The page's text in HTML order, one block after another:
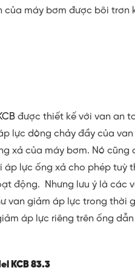
của máy bơm được bôi trơn
được thiết kế với van an
lực dòng chảy đầy của
xả của máy bơm. Nó cũng
áp lực ống xả cho phép tuỳ
động. Nhưng lưu ý là các
van giảm áp lực trong thời
áp lực riêng trên ống
KCB 83.3